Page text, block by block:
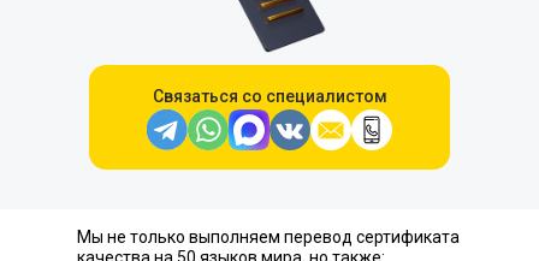
Связаться со специалистом
Мы не только выполняем перевод сертификата